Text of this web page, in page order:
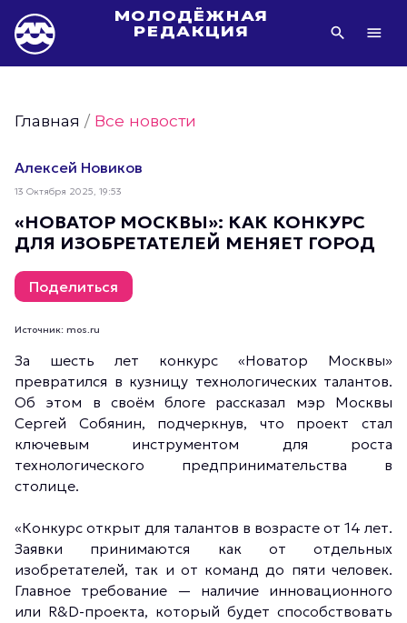
МОЛОДЁЖНАЯ
РЕДАКЦИЯ
Фото Молодёжи Москвы
Фотогалереи Молодёжи Москвы
Статьи Молодёжи Москвы
Молодёжь Москвы культурная
Молодёжь Москвы спортивная
Молодёжь Москвы в движении
Молодёжь Москвы туристическая
Все новости
Главная /Все новости
Алексей Новиков
13 Октября 2025, 19:53
«НОВАТОР МОСКВЫ»: КАК КОНКУРС
ДЛЯ ИЗОБРЕТАТЕЛЕЙ МЕНЯЕТ ГОРОД
Поделиться
Источник: mos.ru
За шесть лет конкурс «Новатор Москвы»
превратился в кузницу технологических талантов.
Об этом в своём блоге рассказал мэр Москвы
Сергей Собянин, подчеркнув, что проект стал
ключевым инструментом для роста
технологического предпринимательства в
столице.
«Конкурс открыт для талантов в возрасте от 14 лет.
Заявки принимаются как от отдельных
изобретателей, так и от команд до пяти человек.
Главное требование — наличие инновационного
или R&D-проекта, который будет способствовать